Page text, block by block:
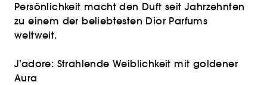
Persönlichkeit macht den Duft seit Jahrzehnten
zu einem der beliebtesten Dior Parfums
weltweit.
J’adore: Strahlende Weiblichkeit mit goldener
Aura